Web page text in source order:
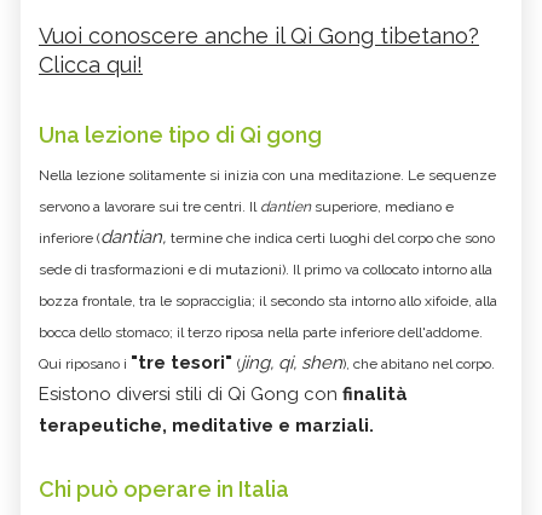
Vuoi conoscere anche il Qi Gong tibetano?
Clicca qui!
Una lezione tipo di Qi gong
Nella lezione solitamente si inizia con una meditazione. Le sequenze
servono a lavorare sui tre centri. Il dantien superiore, mediano e
inferiore (dantian, termine che indica certi luoghi del corpo che sono
sede di trasformazioni e di mutazioni). Il primo va collocato intorno alla
bozza frontale, tra le sopracciglia; il secondo sta intorno allo xifoide, alla
bocca dello stomaco; il terzo riposa nella parte inferiore dell'addome.
Qui riposano i "tre tesori" (jing, qi, shen), che abitano nel corpo.
Esistono diversi stili di Qi Gong con finalità
terapeutiche, meditative e marziali.
Chi può operare in Italia